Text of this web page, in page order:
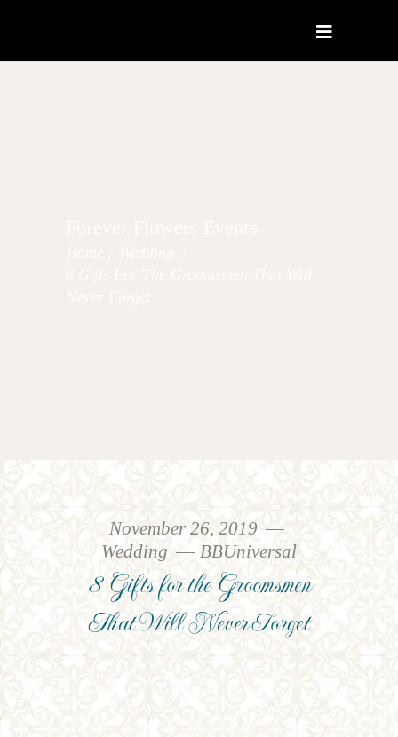
November 26, 2019
Wedding
BBUniversal
8 Gifts for the Groomsmen
That Will Never Forget